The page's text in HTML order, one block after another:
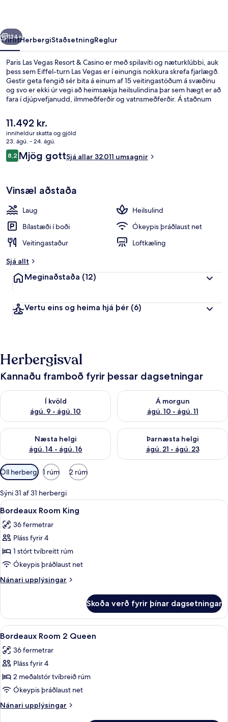
Næsta
134+
YfirlitHerbergiStaðsetningReglur
Paris Las Vegas Resort & Casino er með spilavíti og næturklúbbi, auk
þess sem Eiffel-turn Las Vegas er í einungis nokkura skrefa fjarlægð.
Gestir geta fengið sér bita á einum af 15 veitingastöðum á svæðinu
og svo er ekki úr vegi að heimsækja heilsulindina þar sem hægt er að
fara í djúpvefjanudd, ilmmeðferðir og vatnsmeðferðir. Á staðnum
líkamsræktaraðstaða. Aðrir ferðamenn eru ánægðir með miðlæga
staðsetningu sem hentar fyrir skoðunarferðirnar sem bjóðast í
nágrenninu og líka hve stutt er í almenningssamgöngur: Ballys and
Paris Las Vegas Monorail lestarstöðin er í 7 mínútna göngufjarlægð
og Flamingo - Caesars Palace Monorail lestarstöðin er í 11 mínútna
göngufjarlægð.
Núverandi
verð
er
11.492 kr.
11.492 kr.
inniheldur skatta og gjöld
23. ágú. - 24. ágú.
Umsagnir
8,28,2 af 10
Mjög gottSjá allar 32.011 umsagnir
Vinsæl aðstaða
Laug
Heilsulind
Bílastæði í boði
Ókeypis þráðlaust net
Veitingastaður
Loftkæling
Sjá allt
Meginaðstaða (12)
Vertu eins og heima hjá þér (6)
Herbergisval
Kannaðu framboð fyrir þessar dagsetningar
Í kvöld
ágú. 9 - ágú. 10
Athuga framboð í kvöld ágú. 9 - ágú. 10
Á morgun
ágú. 10 - ágú. 11
Athuga framboð á morgun
Næsta helgi
ágú. 14 - ágú. 16
Athuga framboð næstu helgi ágú. 14 - ágú. 16
Þarnæsta helgi
ágú. 21 - ágú. 23
Athuga framboð þarnæstu
Síur
í
boði
fyrir
herbergi
Öll herbergi 1 rúm 2 rúm
Sýni 31 af 31 herbergi
Skoða
allar
myndir
fyrir
Bordeaux
Room
King
Rúmföt af bestu gerð, míníbar,
4
Bordeaux Room King
36 fermetrar
Pláss fyrir 4
1 stórt tvíbreitt rúm
Ókeypis þráðlaust net
Nánari upplýsingar
Nánari
Room
King
Skoða verð fyrir þínar dagsetningar
Skoða
allar
myndir
fyrir
Bordeaux
Room
2
Queen
Rúmföt af bestu gerð, míníbar,
4
Bordeaux Room 2 Queen
36 fermetrar
Pláss fyrir 4
2 meðalstór tvíbreið rúm
Ókeypis þráðlaust net
Nánari upplýsingar
Nánari